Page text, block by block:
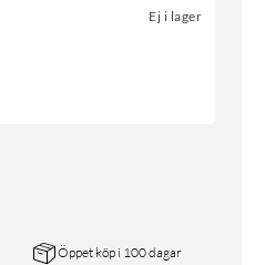
Ej i lager
Öppet köp i 100 dagar